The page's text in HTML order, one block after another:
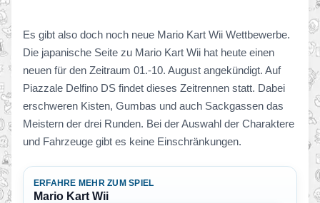
Es gibt also doch noch neue Mario Kart Wii Wettbewerbe.
Die japanische Seite zu Mario Kart Wii hat heute einen
neuen für den Zeitraum 01.-10. August angekündigt. Auf
Piazzale Delfino DS findet dieses Zeitrennen statt. Dabei
erschweren Kisten, Gumbas und auch Sackgassen das
Meistern der drei Runden. Bei der Auswahl der Charaktere
und Fahrzeuge gibt es keine Einschränkungen.
ERFAHRE MEHR ZUM SPIEL
Mario Kart Wii